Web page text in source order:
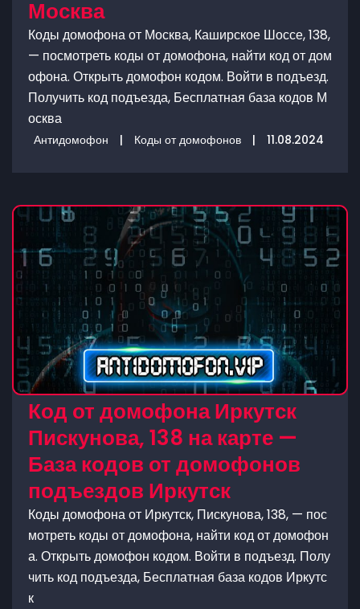
Москва
Коды домофона от Москва, Каширское Шоссе, 138,
— посмотреть коды от домофона, найти код от дом
офона. Открыть домофон кодом. Войти в подъезд.
Получить код подъезда, Бесплатная база кодов М
осква
Антидомофон | Коды от домофонов | 11.08.2024
Код от домофона Иркутск
Пискунова, 138 на карте —
База кодов от домофонов
подъездов Иркутск
Коды домофона от Иркутск, Пискунова, 138, — пос
мотреть коды от домофона, найти код от домофон
а. Открыть домофон кодом. Войти в подъезд. Полу
чить код подъезда, Бесплатная база кодов Иркутс
к